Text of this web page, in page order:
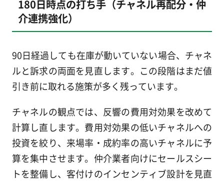
180日時点の打ち手（チャネル再配分・仲
介連携強化）
90日経過しても在庫が動いていない場合、チャネ
ルと訴求の両面を見直します。この段階はまだ値
引き前に取れる施策が多く残っています。
チャネルの観点では、反響の費用対効果を改めて
計算し直します。費用対効果の低いチャネルへの
投資を絞り、来場率・成約率の高いチャネルに予
算を集中させます。仲介業者向けにセールスシー
トを整備し、客付けのインセンティブ設計を見直